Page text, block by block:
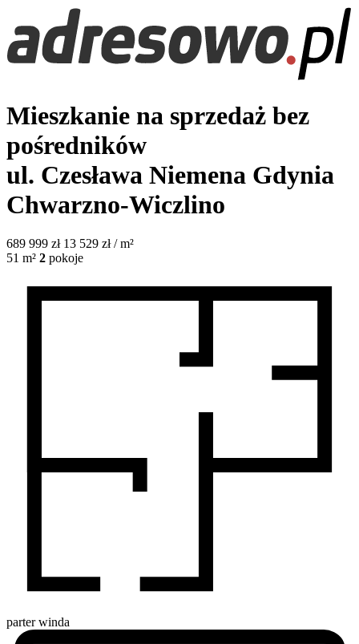
Mieszkanie na sprzedaż bez
pośredników
ul. Czesława Niemena Gdynia
Chwarzno-Wiczlino
689 999 zł 13 529 zł / m²
51 m² 2 pokoje
parter winda